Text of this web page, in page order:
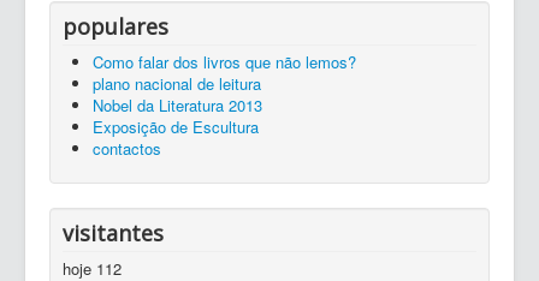
populares
Como falar dos livros que não lemos?
plano nacional de leitura
Nobel da Literatura 2013
Exposição de Escultura
contactos
visitantes
hoje 112